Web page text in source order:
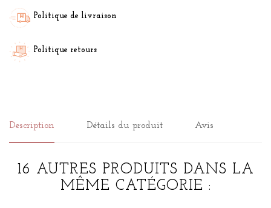
Politique de livraison
Politique retours
Description Détails du produit Avis
16 AUTRES PRODUITS DANS LA
MÊME CATÉGORIE :